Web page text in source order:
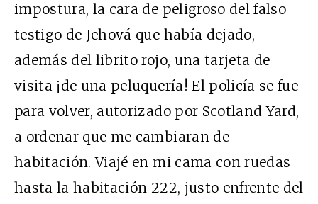
impostura, la cara de peligroso del falso
testigo de Jehová que había dejado,
además del librito rojo, una tarjeta de
visita ¡de una peluquería! El policía se fue
para volver, autorizado por Scotland Yard,
a ordenar que me cambiaran de
habitación. Viajé en mi cama con ruedas
hasta la habitación 222, justo enfrente del